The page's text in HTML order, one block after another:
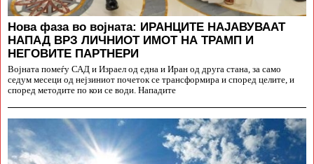
Нова фаза во војната: ИРАНЦИТЕ НАЈАВУВААТ
НАПАД ВРЗ ЛИЧНИОТ ИМОТ НА ТРАМП И
НЕГОВИТЕ ПАРТНЕРИ
Војната помеѓу САД и Израел од една и Иран од друга стана, за само
седум месеци од нејзиниот почеток се трансформира и според целите, и
според методите по кои се води. Нападите